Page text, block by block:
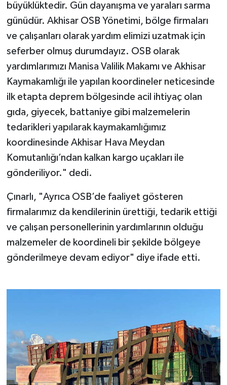
büyüklüktedir. Gün dayanışma ve yaraları sarma
günüdür. Akhisar OSB Yönetimi, bölge firmaları
ve çalışanları olarak yardım elimizi uzatmak için
seferber olmuş durumdayız. OSB olarak
yardımlarımızı Manisa Valilik Makamı ve Akhisar
Kaymakamlığı ile yapılan koordineler neticesinde
ilk etapta deprem bölgesinde acil ihtiyaç olan
gıda, giyecek, battaniye gibi malzemelerin
tedarikleri yapılarak kaymakamlığımız
koordinesinde Akhisar Hava Meydan
Komutanlığı’ndan kalkan kargo uçakları ile
gönderiliyor." dedi.
Çınarlı, "Ayrıca OSB’de faaliyet gösteren
firmalarımız da kendilerinin ürettiği, tedarik ettiği
ve çalışan personellerinin yardımlarının olduğu
malzemeler de koordineli bir şekilde bölgeye
gönderilmeye devam ediyor" diye ifade etti.